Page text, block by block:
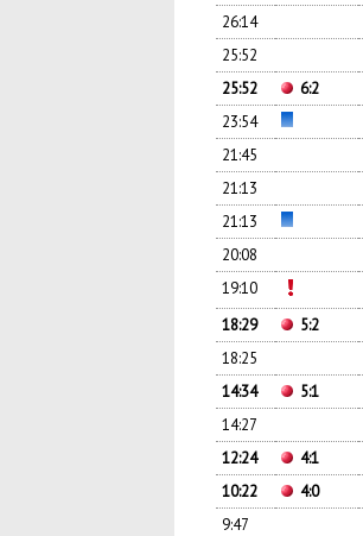
26:14
25:52
25:52
6:2
23:54
21:45
21:13
21:13
20:08
19:10
18:29
5:2
18:25
14:34
5:1
14:27
12:24
4:1
10:22
4:0
9:47